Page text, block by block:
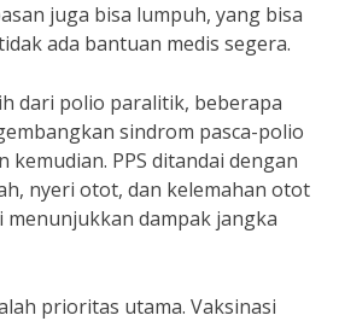
juga bisa lumpuh, yang bisa
ada bantuan medis segera.
dari polio paralitik, beberapa
sindrom pasca-polio
kemudian. PPS ditandai dengan
nyeri otot, dan kelemahan otot
menunjukkan dampak jangka
prioritas utama. Vaksinasi